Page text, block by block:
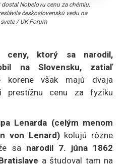
Nobelovu cenu za chémiu,
československú vedu na
/UK Forum
ceny, ktorý sa narodil,
na Slovensku, zatiaľ
korene však majú dvaja
prestížnu cenu za fyziku
Lenarda (celým menom
von Lenard)kolujú rôzne
sa narodil 7. júna 1862
a študoval tam na